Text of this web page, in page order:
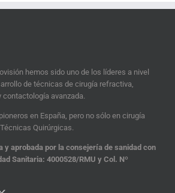
hemos sido uno de los líderes a nivel
de técnicas de cirugía refractiva,
avanzada.
en España, pero no sólo en cirugía
Quirúrgicas.
y aprobada por la consejería de sanidad con
Sanitaria: 4000528/RMU y Col. Nº